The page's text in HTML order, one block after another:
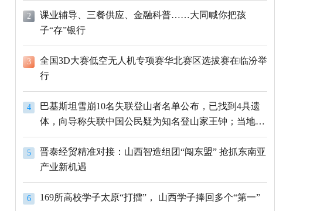
2
课业辅导、三餐供应、金融科普……大同喊你把孩
子“存”银行
3
全国3D大赛低空无人机专项赛华北赛区选拔赛在临汾举
行
4
巴基斯坦雪崩10名失联登山者名单公布，已找到4具遗
体，向导称失联中国公民疑为知名登山家王钟；当地官
员：已定位到3个追踪器
5
晋泰经贸精准对接：山西智造组团“闯东盟” 抢抓东南亚
产业新机遇
6 169所高校学子太原“打擂”， 山西学子捧回多个“第一”